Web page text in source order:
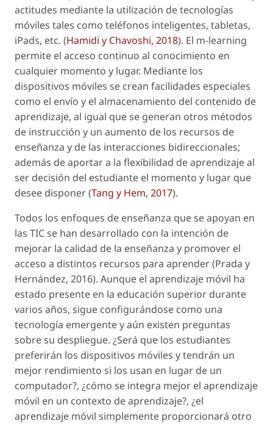
actitudes mediante la utilización de tecnologías
móviles tales como teléfonos inteligentes, tabletas,
iPads, etc. (Hamidi y Chavoshi, 2018). El m-learning
permite el acceso continuo al conocimiento en
cualquier momento y lugar. Mediante los
dispositivos móviles se crean facilidades especiales
como el envío y el almacenamiento del contenido de
aprendizaje, al igual que se generan otros métodos
de instrucción y un aumento de los recursos de
enseñanza y de las interacciones bidireccionales;
además de aportar a la flexibilidad de aprendizaje al
ser decisión del estudiante el momento y lugar que
desee disponer (Tang y Hem, 2017).
Todos los enfoques de enseñanza que se apoyan en
las TIC se han desarrollado con la intención de
mejorar la calidad de la enseñanza y promover el
acceso a distintos recursos para aprender (Prada y
Hernández, 2016). Aunque el aprendizaje móvil ha
estado presente en la educación superior durante
varios años, sigue configurándose como una
tecnología emergente y aún existen preguntas
sobre su despliegue. ¿Será que los estudiantes
preferirán los dispositivos móviles y tendrán un
mejor rendimiento si los usan en lugar de un
computador?, ¿cómo se integra mejor el aprendizaje
móvil en un contexto de aprendizaje?, ¿el
aprendizaje móvil simplemente proporcionará otro